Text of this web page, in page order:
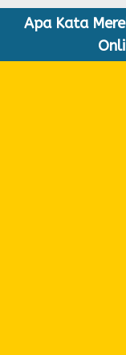
Apa Kata